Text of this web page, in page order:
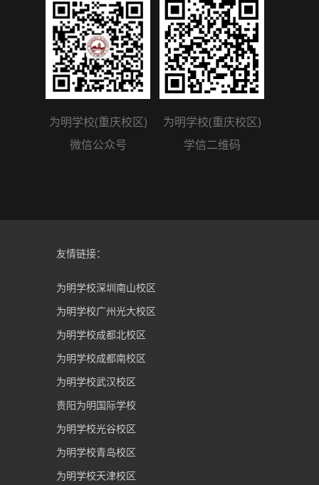
为明学校(重庆校区)
微信公众号
为明学校(重庆校区)
学信二维码
友情链接：
为明学校深圳南山校区
为明学校广州光大校区
为明学校成都北校区
为明学校成都南校区
为明学校武汉校区
贵阳为明国际学校
为明学校光谷校区
为明学校青岛校区
为明学校天津校区